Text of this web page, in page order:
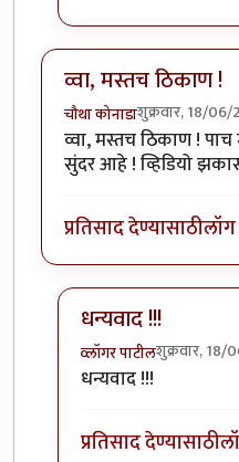
व्वा, मस्तच ठिकाण !
चौथा कोनाडाशुक्रवार, 18/06/
व्वा, मस्तच ठिकाण !
सुंदर आहे ! व्हिडियो
प्रतिसाद देण्यासाठी
धन्यवाद !!!
व्लॉगर पाटीलशुक्रवार, 18/
In reply to
धन्यवाद !!!
प्रतिसाद देण्यासाठी